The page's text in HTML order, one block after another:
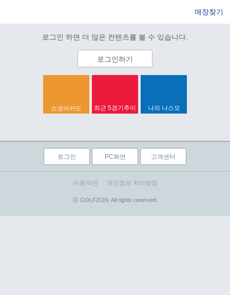
매장찾기
로그인 하면 더 많은 컨텐츠를 볼 수 있습니다.
로그인하기
스코어카드 최근 5경기추이 나의 나스모
로그인 PC화면 고객센터
이용약관 개인정보 처리방침
ⓒ GOLFZON. All rights reserved.